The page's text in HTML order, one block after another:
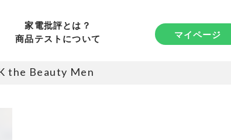
家電批評とは？
商品テストについて
マイページ
the Beauty Men